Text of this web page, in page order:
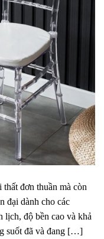
đơn thuần mà còn
đại dành cho các
lịch, độ bền cao và khả
suốt đã và đang […]